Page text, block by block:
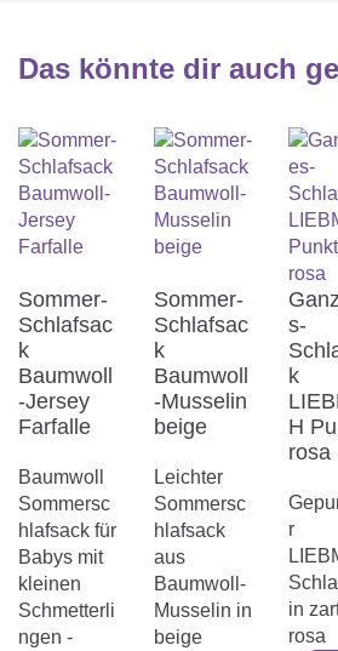
Das könnte dir auch
Sommer-
Schlafsac
k
Baumwoll
-Jersey
Farfalle
Baumwoll
Sommersc
hlafsack für
Babys mit
kleinen
Schmetterli
ngen -
Sommer-
Schlafsac
k
Baumwoll
-Musselin
beige
Leichter
Sommersc
hlafsack
aus
Baumwoll-
Musselin in
beige
s-
k
H
rosa
r
in
rosa